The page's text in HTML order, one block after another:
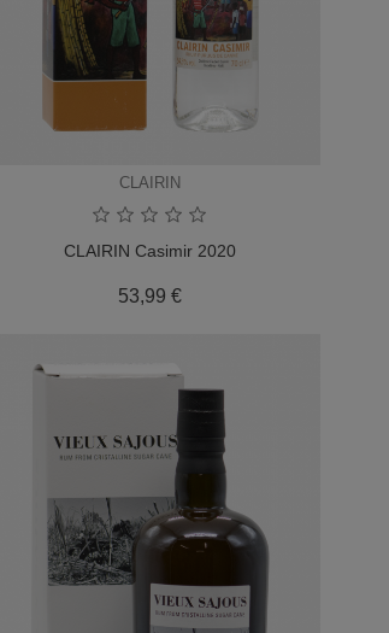
CLAIRIN
CLAIRIN Casimir 2020
53,99 €Prix